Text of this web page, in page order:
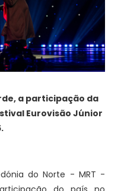
a participação da
Eurovisão Júnior
do Norte - MRT -